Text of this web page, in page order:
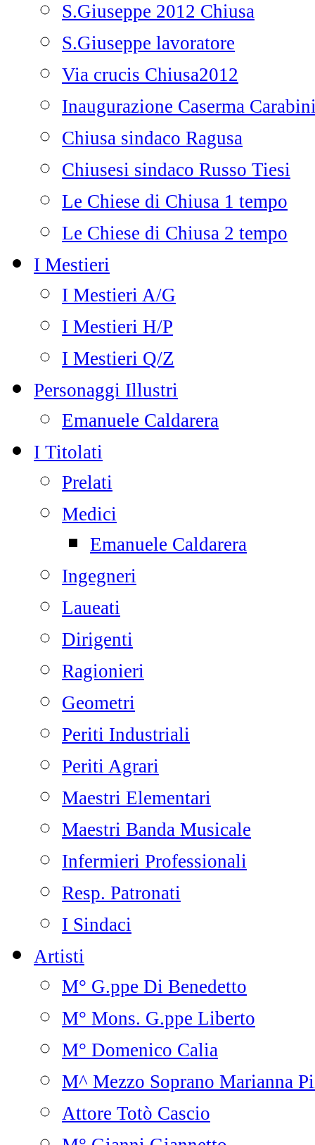
S.Giuseppe 2012 Chiusa
S.Giuseppe lavoratore
Via crucis Chiusa2012
Inaugurazione Caserma
Chiusa sindaco Ragusa
Chiusesi sindaco Russo Tiesi
Le Chiese di Chiusa 1 tempo
Le Chiese di Chiusa 2 tempo
I Mestieri
I Mestieri A/G
I Mestieri H/P
I Mestieri Q/Z
Personaggi Illustri
Emanuele Caldarera
I Titolati
Prelati
Medici
Emanuele Caldarera
Ingegneri
Laueati
Dirigenti
Ragionieri
Geometri
Periti Industriali
Periti Agrari
Maestri Elementari
Maestri Banda Musicale
Infermieri Professionali
Resp. Patronati
I Sindaci
Artisti
M° G.ppe Di Benedetto
M° Mons. G.ppe Liberto
M° Domenico Calia
M^ Mezzo Soprano Marianna
Attore Totò Cascio